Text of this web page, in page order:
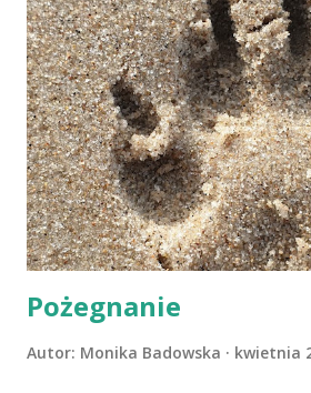
Pożegnanie
Autor: Monika Badowska kwietnia